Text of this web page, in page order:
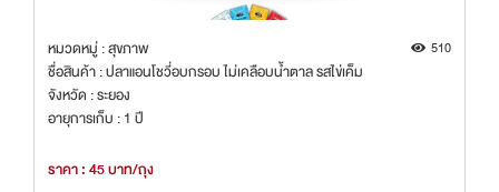
หมวดหมู่ : สุขภาพ 510
ชื่อสินค้า : ปลาแอนโชวี่อบกรอบ ไม่เคลือบน้ำตาล รสไข่เค็ม
จังหวัด : ระยอง
อายุการเก็บ : 1 ปี
ราคา : 45 บาท/ถุง